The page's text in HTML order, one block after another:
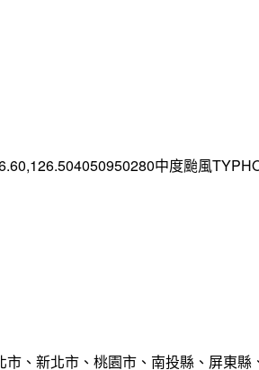
中度颱風
、新北市、桃園市、南投縣、屏東